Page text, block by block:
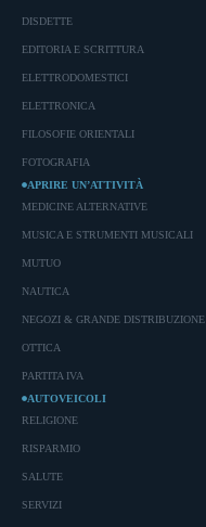
DISDETTE
EDITORIA E SCRITTURA
ELETTRODOMESTICI
ELETTRONICA
FILOSOFIE ORIENTALI
FOTOGRAFIA
APRIRE UN’ATTIVITÀ
MEDICINE ALTERNATIVE
MUSICA E STRUMENTI MUSICALI
MUTUO
NAUTICA
NEGOZI & GRANDE DISTRIBUZIONE
OTTICA
PARTITA IVA
AUTOVEICOLI
RELIGIONE
RISPARMIO
SALUTE
SERVIZI